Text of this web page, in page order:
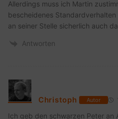
Allerdings muss ich Martin
bescheidenes
an seiner Stelle sicherlich auch
Antworten
Christoph Autor
Ich geb den schwarzen Peter an